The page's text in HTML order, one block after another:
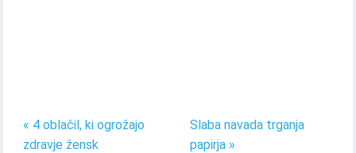
« 4 oblačil, ki ogrožajo
zdravje žensk
Slaba navada trganja
papirja »